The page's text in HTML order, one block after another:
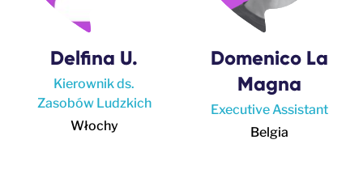
Delfina U.
Kierownik ds.
Zasobów Ludzkich
Włochy
Domenico La
Magna
Executive Assistant
Belgia